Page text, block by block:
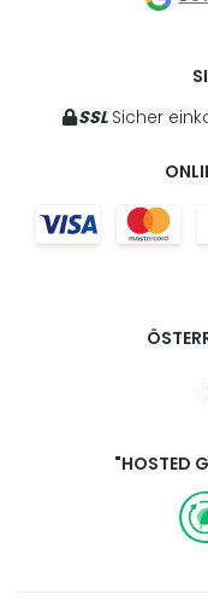
SSL Sicher
"HOSTED